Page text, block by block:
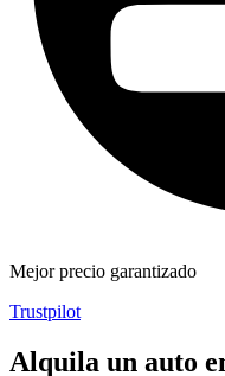
Mejor precio garantizado
Trustpilot
Alquila un auto